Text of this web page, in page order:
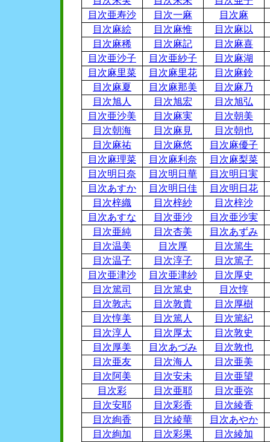
目次亜寿沙
目次一麻
目次麻
目次麻絵
目次麻惟
目次麻以
目次麻稀
目次麻記
目次麻喜
目次亜沙子
目次亜紗子
目次麻湖
目次麻里菜
目次麻里花
目次麻鈴
目次麻夏
目次麻那美
目次麻乃
目次旭人
目次旭宏
目次旭弘
目次亜沙美
目次麻実
目次朝美
目次朝海
目次麻見
目次朝也
目次麻祐
目次麻悠
目次麻優子
目次麻理菜
目次麻利奈
目次麻梨菜
目次明日奈
目次明日華
目次明日実
目次あすか
目次明日佳
目次明日花
目次梓織
目次梓紗
目次梓沙
目次あすな
目次亜沙
目次亜沙実
目次亜純
目次杏美
目次あずみ
目次温美
目次厚
目次篤生
目次温子
目次淳子
目次篤子
目次亜津沙
目次亜津紗
目次厚史
目次篤司
目次篤史
目次惇
目次敦志
目次敦貴
目次厚樹
目次惇美
目次篤人
目次篤紀
目次淳人
目次厚太
目次敦史
目次厚美
目次あづみ
目次敦也
目次亜友
目次海人
目次亜美
目次阿美
目次安未
目次亜望
目次彩
目次亜耶
目次亜弥
目次安耶
目次彩香
目次綾香
目次絢香
目次綾華
目次あやか
目次絢加
目次彩果
目次綾加